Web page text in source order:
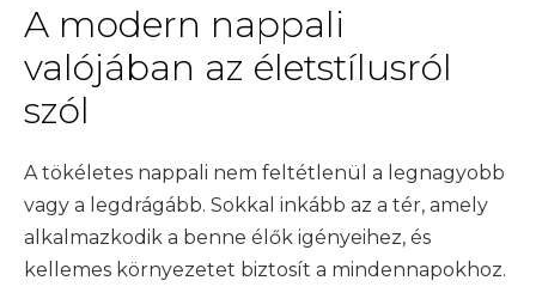
A modern nappali
valójában az életstílusról
szól
A tökéletes nappali nem feltétlenül a legnagyobb
vagy a legdrágább. Sokkal inkább az a tér, amely
alkalmazkodik a benne élők igényeihez, és
kellemes környezetet biztosít a mindennapokhoz.